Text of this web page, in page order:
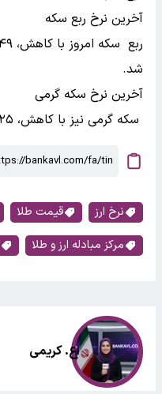
آخرین نرخ ربع سکه
شد.
آخرین نرخ سکه گرمی
سکه گرمی نیز با کاهش، ۲۵ میلیون تومان فروخته شد.
نرخ ارز قیمت طلا
مرکز مبادله ارز و طلا
اع. کریمی